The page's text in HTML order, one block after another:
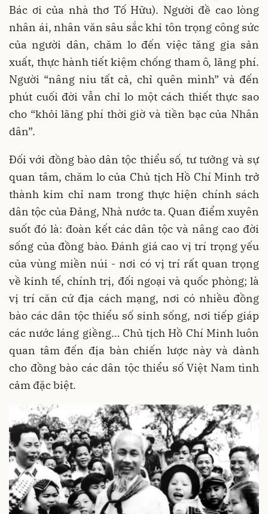
Bác ơi của nhà thơ Tố Hữu). Người đề cao lòng
nhân ái, nhân văn sâu sắc khi tôn trọng công sức
của người dân, chăm lo đến việc tăng gia sản
xuất, thực hành tiết kiệm chống tham ô, lãng phí.
Người “nâng niu tất cả, chỉ quên mình” và đến
phút cuối đời vẫn chỉ lo một cách thiết thực sao
cho “khỏi lãng phí thời giờ và tiền bạc của Nhân
dân”.
Đối với đồng bào dân tộc thiểu số, tư tưởng và sự
quan tâm, chăm lo của Chủ tịch Hồ Chí Minh trở
thành kim chỉ nam trong thực hiện chính sách
dân tộc của Đảng, Nhà nước ta. Quan điểm xuyên
suốt đó là: đoàn kết các dân tộc và nâng cao đời
sống của đồng bào. Đánh giá cao vị trí trọng yếu
của vùng miền núi - nơi có vị trí rất quan trọng
về kinh tế, chính trị, đối ngoại và quốc phòng; là
vị trí căn cứ địa cách mạng, nơi có nhiều đồng
bào các dân tộc thiểu số sinh sống, nơi tiếp giáp
các nước láng giềng… Chủ tịch Hồ Chí Minh luôn
quan tâm đến địa bàn chiến lược này và dành
cho đồng bào các dân tộc thiểu số Việt Nam tình
cảm đặc biệt.